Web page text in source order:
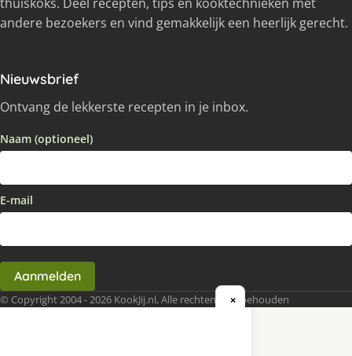
andere bezoekers en vind gemakkelijk een heerlijk gerecht.
Nieuwsbrief
Ontvang de lekkerste recepten in je inbox.
Naam (optioneel)
E-mail
Aanmelden
© Copyright 2004 - 2026 KookJij.nl, Alle rechten voorbehouden
×